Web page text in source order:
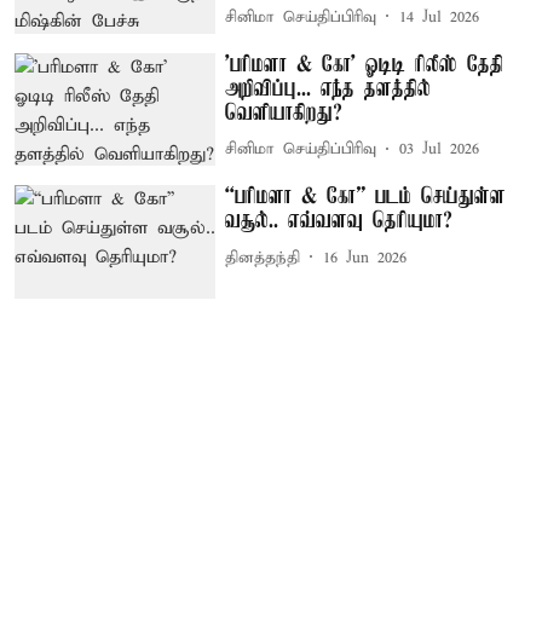
சினிமா செய்திப்பிரிவு 14 Jul 2026
'பரிமளா & கோ' ஓடிடி ரிலீஸ் தேதி
அறிவிப்பு... எந்த தளத்தில்
வெளியாகிறது?
சினிமா செய்திப்பிரிவு 03 Jul 2026
“பரிமளா & கோ” படம் செய்துள்ள
வசூல்.. எவ்வளவு தெரியுமா?
தினத்தந்தி 16 Jun 2026